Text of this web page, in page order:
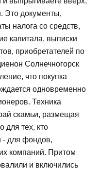
Это документы,
налога со средств,
капитала, выписки
приобретателей по
Солнечногорск
что покупка
одновременно
Техника
скамьи, размещая
для тех, кто
- для фондов,
компаний. Притом
и включились